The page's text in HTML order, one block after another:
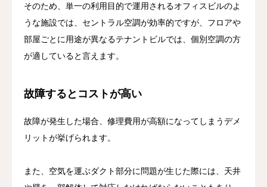
そのため、単一の利用目的で運用されるオフィスビルのよ
うな施設では、セントラル空調が効率的ですが、フロアや
部屋ごとに用途が異なるテナントビルでは、個別空調の方
が適していると言えます。
故障するとコストが高い
故障が発生した場合、修理費用が高額になってしまうデメ
リットが挙げられます。
また、空気を運ぶダクト部分に問題が生じた際には、天井